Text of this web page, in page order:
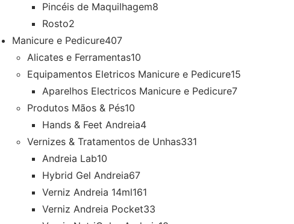
Pincéis de Maquilhagem8
Rosto2
Manicure e Pedicure407
Alicates e Ferramentas10
Equipamentos Eletricos Manicure e Pedicure15
Aparelhos Electricos Manicure e Pedicure7
Produtos Mãos & Pés10
Hands & Feet Andreia4
Vernizes & Tratamentos de Unhas331
Andreia Lab10
Hybrid Gel Andreia67
Verniz Andreia 14ml161
Verniz Andreia Pocket33